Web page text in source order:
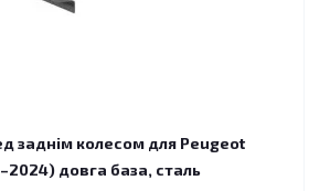
заднім колесом для Peugeot
довга база, сталь